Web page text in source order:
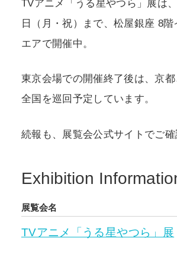
TVアニメ「うる星やつら」展は
日（月・祝）まで、松屋銀座 8階
エアで開催中。
東京会場での開催終了後は、京
全国を巡回予定しています。
続報も、展覧会公式サイトでご確
Exhibition
展覧会名
TVアニメ「うる星やつら」展